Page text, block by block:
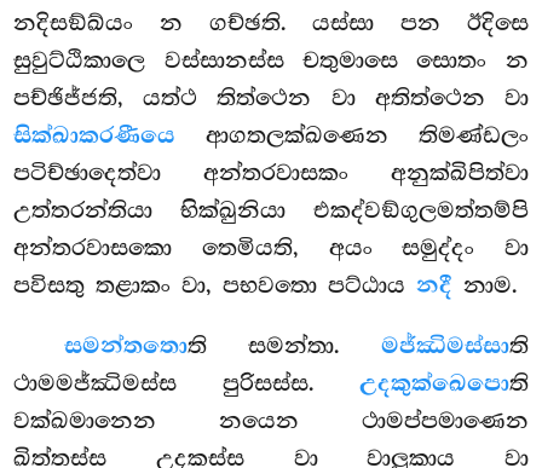
නදිසඞ්ඛ්යං න ගච්ඡති. යස්සා පන ඊදිසෙ
සුවුට්ඨිකාලෙ වස්සානස්ස චතුමාසෙ සොතං න
පච්ඡිජ්ජති, යත්ථ තිත්ථෙන වා අතිත්ථෙන වා
සික්ඛාකරණීයෙ ආගතලක්ඛණෙන තිමණ්ඩලං
පටිච්ඡාදෙත්වා අන්තරවාසකං අනුක්ඛිපිත්වා
උත්තරන්තියා භික්ඛුනියා එකද්වඞ්ගුලමත්තම්පි
අන්තරවාසකො තෙමියති, අයං සමුද්දං වා
පවිසතු තළාකං වා, පභවතො පට්ඨායනදී නාම.
සමන්තතොති සමන්තා. මජ්ඣිමස්සාති
ථාමමජ්ඣිමස්ස පුරිසස්ස. උදකුක්ඛෙපොති
වක්ඛමානෙන නයෙන ථාමප්පමාණෙන
ඛිත්තස්ස උදකස්ස වා වාලුකාය වා